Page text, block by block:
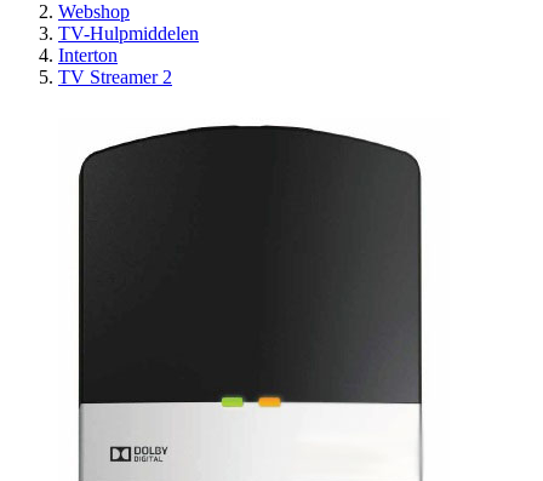
Webshop
TV-Hulpmiddelen
Interton
TV Streamer 2